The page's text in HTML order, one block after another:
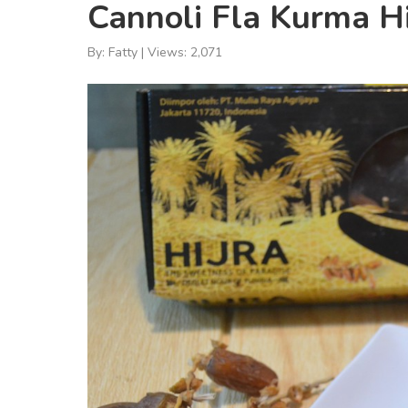
Cannoli Fla Kurma
By: Fatty | Views: 2,071